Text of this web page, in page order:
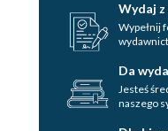
Wyszukiwanie i
Dodawanie
przeszukiwania
Wydaj z
Wypełnij
Da
Jesteś
naszego